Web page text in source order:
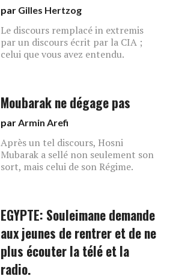
par Gilles Hertzog
Le discours remplacé in extremis
par un discours écrit par la CIA ;
celui que vous avez entendu.
Moubarak ne dégage pas
parArmin Arefi
Après un tel discours, Hosni
Mubarak a sellé non seulement son
sort, mais celui de son Régime.
EGYPTE: Souleimane demande
aux jeunes de rentrer et de ne
plus écouter la télé et la
radio.